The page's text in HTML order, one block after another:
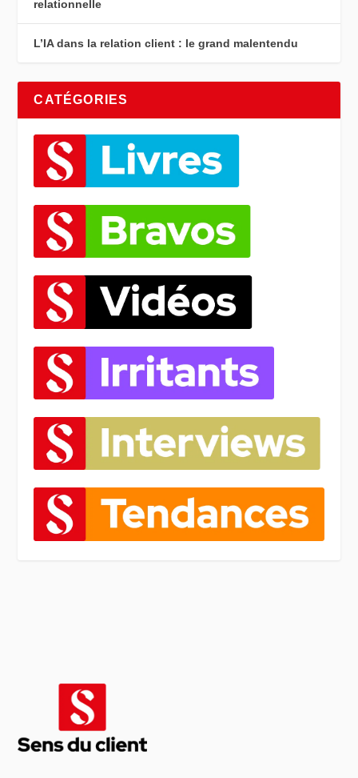
relationnelle
L’IA dans la relation client : le grand malentendu
CATÉGORIES